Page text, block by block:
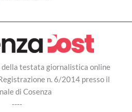
della testata giornalistica online
n. 6/2014 presso il
di Cosenza
----